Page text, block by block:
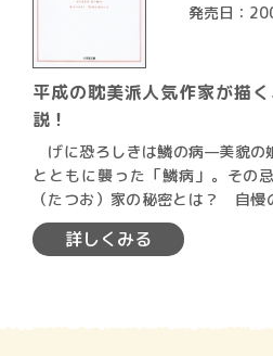
発売日：
平成の耽美派人気作家が描
説！
げに恐ろしきは鱗の病—美貌の
とともに襲った「鱗病」。その
（たつお）家の秘密とは？ 自慢
る楼子は、…
詳しくみる